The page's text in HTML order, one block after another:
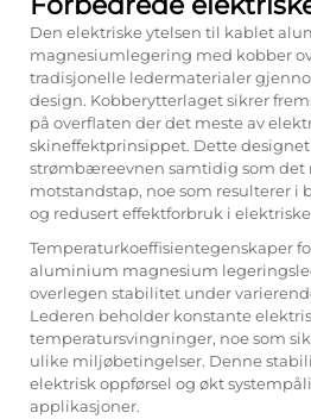
Den elektriske ytelsen til kablet
magnesiumlegering med kobber
tradisjonelle ledermaterialer
design. Kobberytterlaget sikrer
på overflaten der det meste av
skineffektprinsippet. Dette
strømbæreevnen samtidig som det
motstandstap, noe som resulterer i
og redusert effektforbruk i
Temperaturkoeffisientegenskaper
aluminium magnesium
overlegen stabilitet under
Lederen beholder konstante
temperatursvingninger, noe som
ulike miljøbetingelser. Denne
elektrisk oppførsel og økt
applikasjoner.